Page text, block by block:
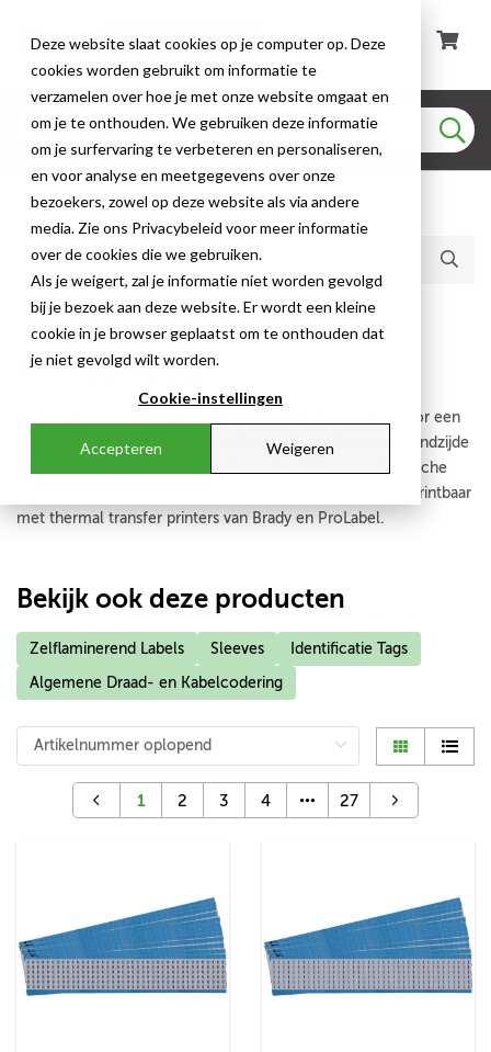
Deze website slaat cookies op je computer op. Deze
cookies worden gebruikt om informatie te
verzamelen over hoe je met onze website omgaat en
om je te onthouden. We gebruiken deze informatie
om je surfervaring te verbeteren en personaliseren,
en voor analyse en meetgegevens over onze
bezoekers, zowel op deze website als via andere
media. Zie ons Privacybeleid voor meer informatie
over de cookies die we gebruiken.
Als je weigert, zal je informatie niet worden gevolgd
bij je bezoek aan deze website. Er wordt een kleine
cookie in je browser geplaatst om te onthouden dat
je niet gevolgd wilt worden.
Cookie-instellingen
Accepteren Weigeren
Huidige producten (403)
Draad- & Kabelcoderingen
WIKKELLABELS
Wikkellabels wikkelen volledig rond de draad of kabel voor een
rondom leesbare, stevige identificatie. De zelfklevende eindzijde
vergrendelt het label op zijn plaats. Geschikt voor elektrische
installaties, datacommunicatie en industriële bedrading, printbaar
met thermal transfer printers van Brady en ProLabel.
Bekijk ook deze producten
Zelflaminerend Labels Sleeves Identificatie Tags
Algemene Draad- en Kabelcodering
1 2 3 4 27